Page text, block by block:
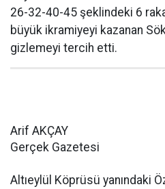
26-32-40-45 şeklindeki 6
büyük ikramiyeyi kazanan
gizlemeyi tercih etti.
Arif AKÇAY
Gerçek Gazetesi
Altıeylül Köprüsü yanındaki